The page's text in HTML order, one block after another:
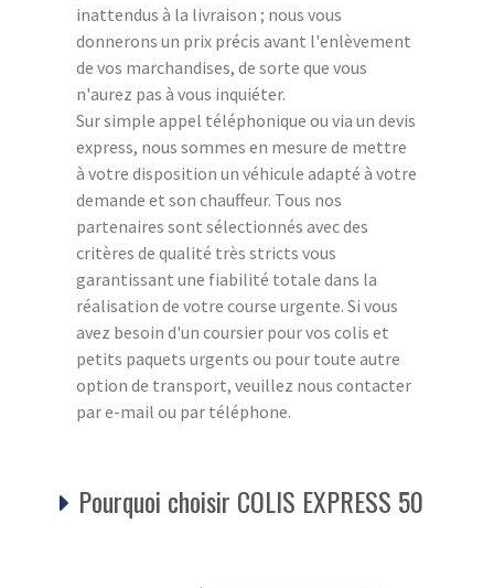
inattendus à la livraison ; nous vous
donnerons un prix précis avant l'enlèvement
de vos marchandises, de sorte que vous
n'aurez pas à vous inquiéter.
Sur simple appel téléphonique ou via un devis
express, nous sommes en mesure de mettre
à votre disposition un véhicule adapté à votre
demande et son chauffeur. Tous nos
partenaires sont sélectionnés avec des
critères de qualité très stricts vous
garantissant une fiabilité totale dans la
réalisation de votre course urgente. Si vous
avez besoin d'un coursier pour vos colis et
petits paquets urgents ou pour toute autre
option de transport, veuillez nous contacter
par e-mail ou par téléphone.
Pourquoi choisir COLIS EXPRESS 50